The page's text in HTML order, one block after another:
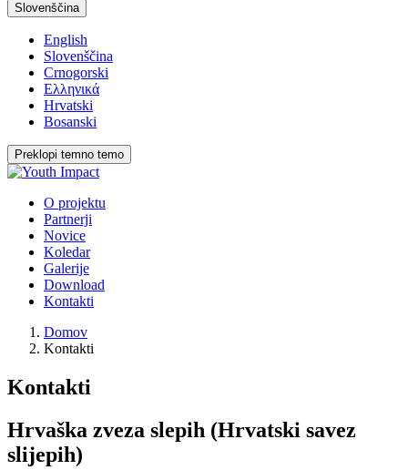
Slovenščina
English
Slovenščina
Crnogorski
Ελληνικά
Hrvatski
Bosanski
Preklopi temno temo
O projektu
Partnerji
Novice
Koledar
Galerije
Download
Kontakti
Domov
Kontakti
Kontakti
Hrvaška zveza slepih (Hrvatski savez
slijepih)